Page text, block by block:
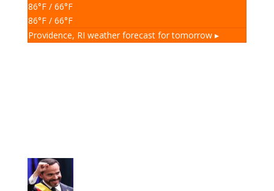
86°F/ 66°F
86°F/ 66°F
Providence, RI weather forecast for tomorrow ▸